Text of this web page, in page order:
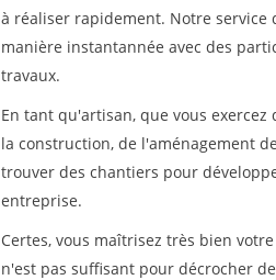
à réaliser rapidement. Notre service
manière instantannée avec des
travaux.
En tant qu'artisan, que vous
la construction, de l'aménagement
trouver des chantiers pour
entreprise.
Certes, vous maîtrisez très bien
n'est pas suffisant pour décrocher